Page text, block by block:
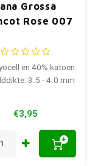
Grossa
Rose 007
en 40% katoen
3.5 - 4.0 mm
€3,95
+